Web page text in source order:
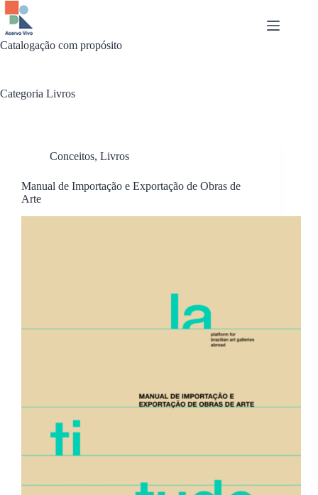
Pular
para
conteúdo
Catalogação com propósito
Categoria Livros
Conceitos, Livros
Manual de Importação e Exportação de Obras de
Arte